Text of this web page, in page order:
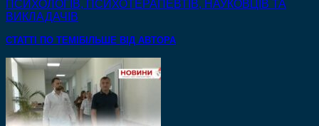
ПСИХОЛОГІВ, ПСИХОТЕРАПЕВТІВ, НАУКОВЦІВ ТА
ВИКЛАДАЧІВ
СТАТТІ ПО ТЕМІ БІЛЬШЕ ВІД АВТОРА